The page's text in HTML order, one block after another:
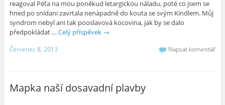
reagoval Péťa na mou poněkud letargickou náladu, poté co jsem se
hned po snídani zavrtala nenápadně do kouta se svým Kindlem. Můj
syndrom nebyl ani tak pooslavová kocovina, jak by se dalo
předpokládat … Celý příspěvek →
Červenec 8, 2013 Napsat komentář
Mapka naší dosavadní plavby